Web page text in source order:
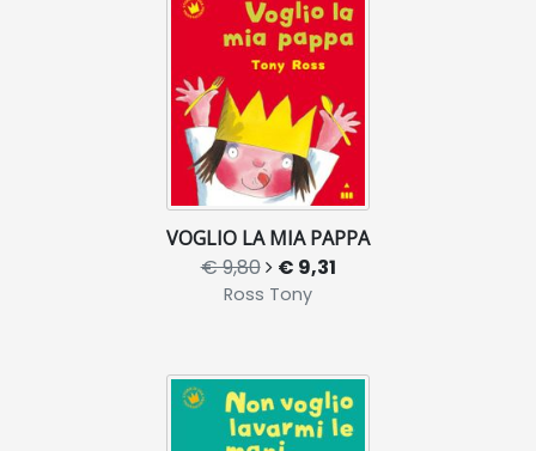
VOGLIO LA MIA PAPPA
€ 9,80 € 9,31
Ross Tony